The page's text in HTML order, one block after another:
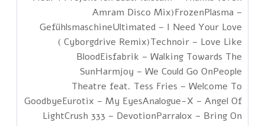
Amram Disco Mix)FrozenPlasma –
GefühlsmaschineUltimated – I Need Your Love
( Cyborgdrive Remix)Technoir – Love Like
BloodEisfabrik – Walking Towards The
SunHarmjoy – We Could Go OnPeople
Theatre feat. Tess Fries – Welcome To
GoodbyeEurotix – My EyesAnalogue-X – Angel Of
LightCrush 333 – DevotionParralox – Bring On